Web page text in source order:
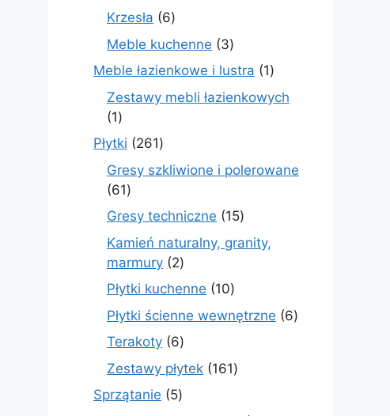
Krzesła 66
produktów
Meble kuchenne 33
produkty
Meble łazienkowe i lustra 11
produkt
Zestawy mebli łazienkowych
11
produkt
Płytki 261261
produktów
Gresy szkliwione i polerowane
6161
produktów
Gresy techniczne 1515
produktów
Kamień naturalny, granity,
marmury 22
produkty
Płytki kuchenne 1010
produktów
Płytki ścienne wewnętrzne 66
Terakoty 66
produktów
Zestawy płytek 161161
Sprzątanie 55